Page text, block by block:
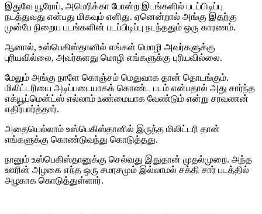
இதுவே யூரோப், அமெரிக்கா போன்ற இடங்களில் படப்பிடிப்பு
நடத்துவது என்பது மிகவும் எளிது. ஏனென்றால் அங்கு இதற்கு
முன்பே நிறைய படங்களின் படப்பிடிப்பு நடந்ததும் ஒரு காரணம்.
ஆனால், உஸ்பெகிஸ்தானில் எங்கள் மொழி அவர்களுக்கு
புரியவில்லை, அவர்களது மொழி எங்களுக்கு புரியவில்லை.
மேலும் அங்கு நாளே கொஞ்சம் மெதுவாக தான் தொடங்கும்.
மிலிட்டரியை அடிப்படையாகக் கொண்ட படம் என்பதால் அது சார்ந்த
எக்யூப்மென்ட்ஸ் எல்லாம் உண்மையாக வேண்டும் என்று சரவணன்
எதிர்பார்த்தார்.
அதையெல்லாம் உஸ்பெகிஸ்தானில் இருந்த மிலிட்டரி தான்
எங்களுக்கு கொண்டுவந்து கொடுத்தது.
நானும் உஸ்பெகிஸ்தானுக்கு செல்வது இதுதான் முதல்முறை. அந்த
ஊரின் அழகை எந்த ஒரு சமரசமும் இல்லாமல் சக்தி சார் படத்தில்
அழகாக கொடுத்துள்ளார்.